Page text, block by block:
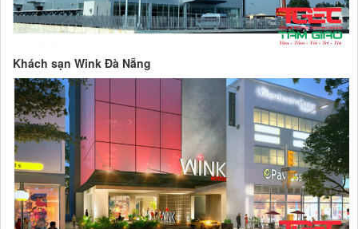
Khách sạn Wink Đà Nẵng